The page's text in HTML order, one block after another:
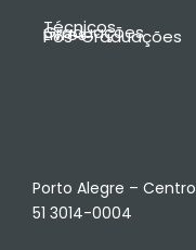
Técnicos
Graduações
Livres
Pós-Graduações
Porto Alegre – Centro
51 3014-0004